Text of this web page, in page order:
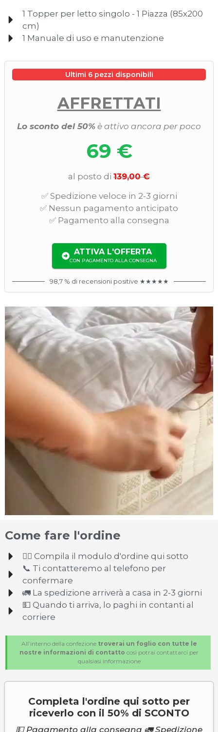
1 Topper per letto singolo - 1 Piazza (85x200
cm)
1 Manuale di uso e manutenzione
Ultimi 6 pezzi disponibili
AFFRETTATI
Lo sconto del 50% è attivo ancora per poco
69 €
al posto di 139,00 €
✅ Spedizione veloce in 2-3 giorni
✅ Nessun pagamento anticipato
✅ Pagamento alla consegna
ATTIVA L'OFFERTA
CON PAGAMENTO ALLA CONSEGNA
98,7 % di recensioni positive ★★★★★
Come fare l'ordine
✍🏻 Compila il modulo d'ordine qui sotto
📞 Ti contatteremo al telefono per
confermare
🚛 La spedizione arriverà a casa in 2-3 giorni
💵 Quando ti arriva, lo paghi in contanti al
corriere
All’interno della confezione troverai un foglio con tutte le
nostre informazioni di contatto così potrai contattarci per
qualsiasi informazione
Completa l'ordine qui sotto per
riceverlo con il 50% di SCONTO
💵 Pagamento alla consegna 🚛 Spedizione